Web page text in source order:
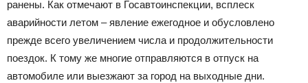
ранены. Как отмечают в Госавтоинспекции, всплеск
аварийности летом – явление ежегодное и обусловлено
прежде всего увеличением числа и продолжительности
поездок. К тому же многие отправляются в отпуск на
автомобиле или выезжают за город на выходные дни.